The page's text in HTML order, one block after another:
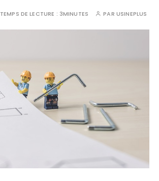
TEMPS DE LECTURE : 3MINUTES PAR USINEPLUS